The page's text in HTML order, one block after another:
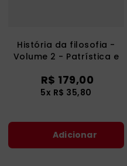
História da filosofia -
Volume 2 - Patrística e
R$ 179,00
5x R$ 35,80
Adicionar